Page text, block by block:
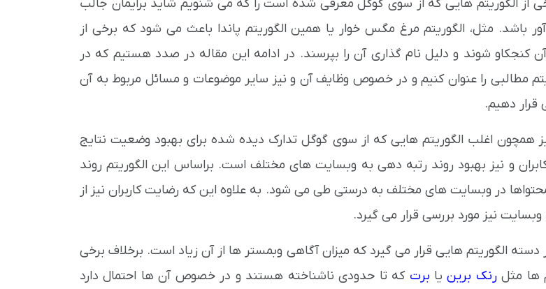
از الگوریتم هایی که از سوی گوگل معرفی شده است را که می شنویم شاید برایمان جالب
باشد. مثل، الگوریتم مرغ مگس خوار یا همین الگوریتم پاندا باعث می شود که برخی از
کنجکاو شوند و دلیل نام گذاری آن را بپرسند. در ادامه این مقاله در صدد هستیم که در
مطالبی را عنوان کنیم و در خصوص وظایف آن و نیز سایر موضوعات و مسائل مربوط به آن
قرار دهیم.
نیز همچون اغلب الگوریتم هایی که از سوی گوگل تدارک دیده شده برای بهبود وضعیت نتایج
و نیز بهبود روند رتبه دهی به وبسایت های مختلف است. براساس این الگوریتم روند
در وبسایت های مختلف به درستی طی می شود. به علاوه این که رضایت کاربران نیز از
نیز مورد بررسی قرار می گیرد.
دسته الگوریتم هایی قرار می گیرد که میزان آگاهی وبمستر ها از آن زیاد است. برخلاف برخی
ها مثلرنک برینیا برت که تا حدودی ناشناخته هستند و در خصوص آن ها احتمال دارد